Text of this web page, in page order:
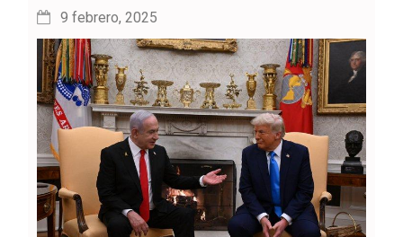
9 febrero, 2025